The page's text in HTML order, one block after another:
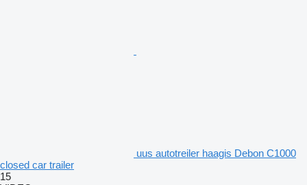
uus autotreiler haagis Debon C1000
closed car trailer
15